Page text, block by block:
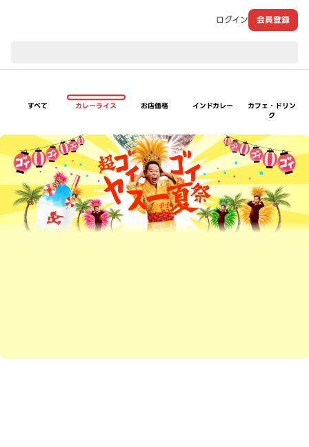
ログイン 会員登録
すべて カレーライス お店価格 インドカレー
カフェ・ドリン
ク
超ゴイゴイヤスー夏祭